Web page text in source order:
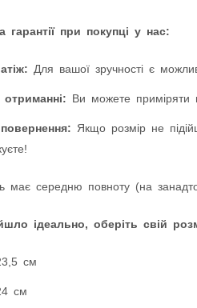
гарантії при покупці у нас:
Для вашої зручності є
Ви можете приміряти
Якщо розмір не
має середню повноту (на
ідеально, оберіть свій
см
см